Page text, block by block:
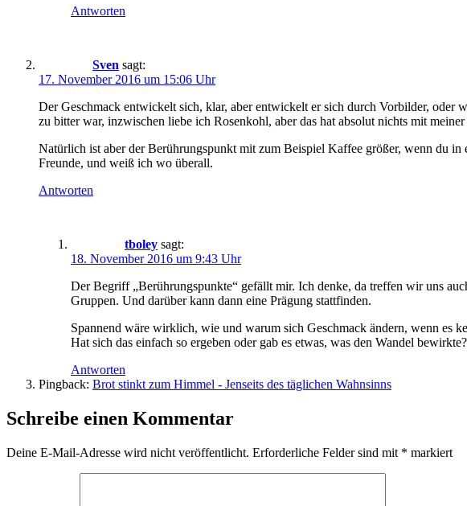
Antworten
Sven sagt:
17. November 2016 um 15:06 Uhr
Der Geschmack entwickelt sich, klar, aber entwickelt er sich durch Vorbilder,
zu bitter war, inzwischen liebe ich Rosenkohl, aber das hat absolut nichts mit
Natürlich ist aber der Berührungspunkt mit zum Beispiel Kaffee größer, wenn du
Freunde, und weiß ich wo überall.
Antworten
tboley sagt:
18. November 2016 um 9:43 Uhr
Der Begriff „Berührungspunkte“ gefällt mir. Ich denke, da treffen wir uns
Gruppen. Und darüber kann dann eine Prägung stattfinden.
Spannend wäre wirklich, wie und warum sich Geschmack ändern, wenn es
Hat sich das einfach so ergeben oder gab es etwas, was den Wandel bewirkte?
Antworten
Pingback: Brot stinkt zum Himmel - Jenseits des täglichen Wahnsinns
Schreibe einen Kommentar
Deine E-Mail-Adresse wird nicht veröffentlicht. Erforderliche Felder sind mit * markiert